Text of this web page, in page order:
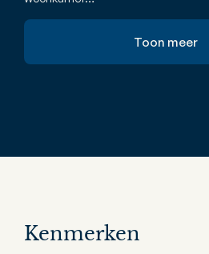
Toon meer
Kenmerken